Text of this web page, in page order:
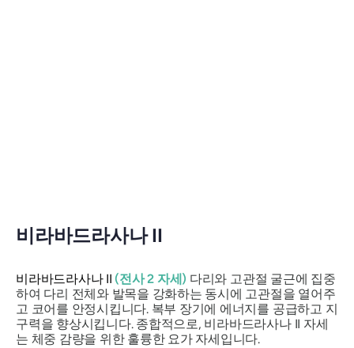
비라바드라사나 II
비라바드라사나 II (전사 2 자세) 다리와 고관절 굴근에 집중
하여 다리 전체와 발목을 강화하는 동시에 고관절을 열어주
고 코어를 안정시킵니다. 복부 장기에 에너지를 공급하고 지
구력을 향상시킵니다. 종합적으로, 비라바드라사나II 자세
는 체중 감량을 위한 훌륭한 요가 자세입니다.